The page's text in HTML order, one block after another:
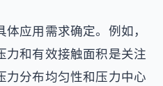
应用需求确定。例如，
力和有效接触面积是关注
力分布均匀性和压力中心